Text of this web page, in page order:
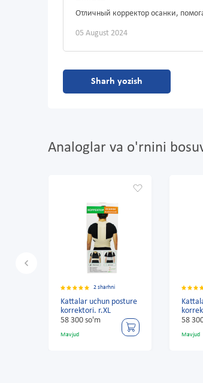
Отличный корректор осанки,
05 August 2024
Sharh yozish
Analoglar va o'rnini
2 sharhni
Kattalar uchun posture
korrektori. r.XL
58 300 so'm
Mavjud
58
Mavjud